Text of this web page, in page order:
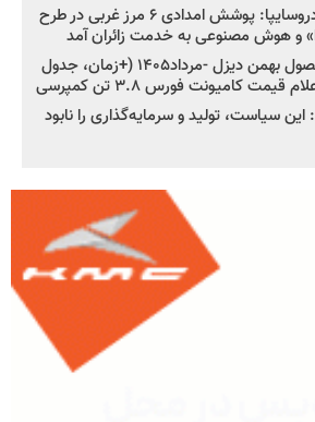
مدیرعامل امدادخودروسایپا: پوشش امدادی ۶ مرز غربی در طرح
شروع فروش ۸ محصول بهمن دیزل -مرداد۱۴۰۵ (+زمان، جدول
کامیونت فورس ۳.۸ تن کمپرسی
سیاست، تولید و سرمایه‌گذاری را نابود